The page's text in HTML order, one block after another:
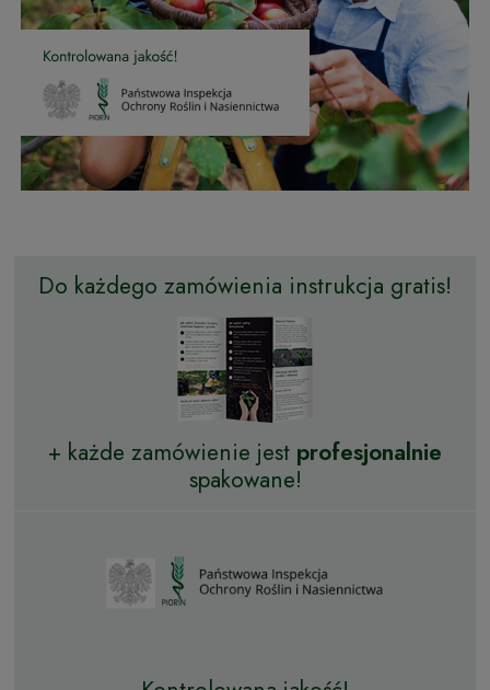
Do każdego zamówienia instrukcja gratis!
+ każde zamówienie jest profesjonalnie
spakowane!